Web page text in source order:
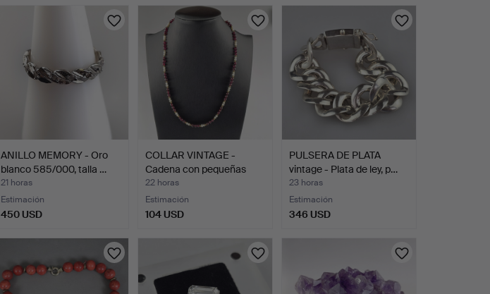
ANILLO MEMORY - Oro
blanco 585/000, talla …
21 horas
Estimación
450 USD
COLLAR VINTAGE -
Cadena con pequeñas
perla…
22 horas
Estimación
104 USD
PULSERA DE PLATA
vintage - Plata de ley, p…
23 horas
Estimación
346 USD